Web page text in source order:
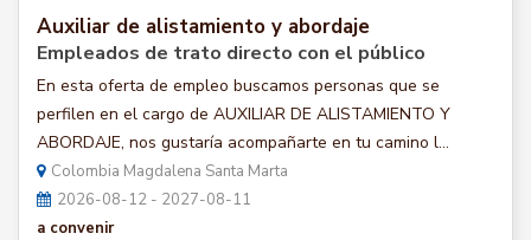
Auxiliar de alistamiento y abordaje
Empleados de trato directo con el público
En esta oferta de empleo buscamos personas que se
perfilen en el cargo de AUXILIAR DE ALISTAMIENTO Y
ABORDAJE, nos gustaría acompañarte en tu camino l...
Colombia Magdalena Santa Marta
2026-08-12 - 2027-08-11
a convenir